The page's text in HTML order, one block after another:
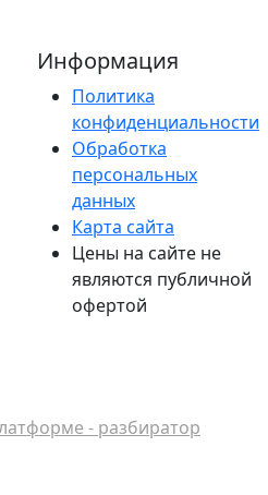
Информация
Политика
конфиденциальности
Обработка
персональных
данных
Карта сайта
Цены на сайте не
являются публичной
офертой
- разбиратор